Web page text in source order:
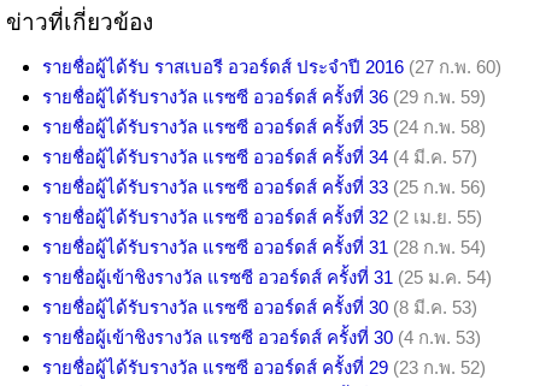
ข่าวที่เกี่ยวข้อง
รายชื่อผู้ได้รับ ราสเบอรี อวอร์ดส์ ประจำปี 2016 (27 ก.พ. 60)
รายชื่อผู้ได้รับรางวัล แรซซี อวอร์ดส์ ครั้งที่ 36 (29 ก.พ. 59)
รายชื่อผู้ได้รับรางวัล แรซซี อวอร์ดส์ ครั้งที่ 35 (24 ก.พ. 58)
รายชื่อผู้ได้รับรางวัล แรซซี อวอร์ดส์ ครั้งที่ 34 (4 มี.ค. 57)
รายชื่อผู้ได้รับรางวัล แรซซี อวอร์ดส์ ครั้งที่ 33 (25 ก.พ. 56)
รายชื่อผู้ได้รับรางวัล แรซซี อวอร์ดส์ ครั้งที่ 32 (2 เม.ย. 55)
รายชื่อผู้ได้รับรางวัล แรซซี อวอร์ดส์ ครั้งที่ 31 (28 ก.พ. 54)
รายชื่อผู้เข้าชิงรางวัล แรซซี อวอร์ดส์ ครั้งที่ 31 (25 ม.ค. 54)
รายชื่อผู้ได้รับรางวัล แรซซี อวอร์ดส์ ครั้งที่ 30 (8 มี.ค. 53)
รายชื่อผู้เข้าชิงรางวัล แรซซี อวอร์ดส์ ครั้งที่ 30 (4 ก.พ. 53)
รายชื่อผู้ได้รับรางวัล แรซซี อวอร์ดส์ ครั้งที่ 29 (23 ก.พ. 52)